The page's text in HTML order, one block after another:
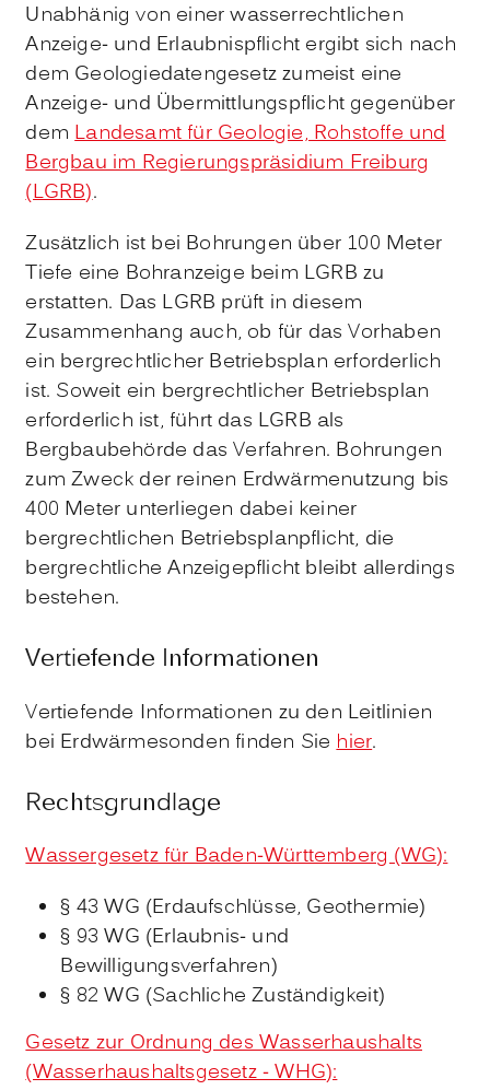
Unabhänig von einer wasserrechtlichen
Anzeige- und Erlaubnispflicht ergibt sich nach
dem Geologiedatengesetzzumeist eine
Anzeige- und Übermittlungspflicht gegenüber
demLandesamt für Geologie, Rohstoffe und
Bergbau im Regierungspräsidium Freiburg
(LGRB).
Zusätzlich ist bei Bohrungen über 100 Meter
Tiefe eine Bohranzeige beim LGRB zu
erstatten. Das LGRB prüft in diesem
Zusammenhang auch, ob für das Vorhaben
ein bergrechtlicher Betriebsplan erforderlich
ist. Soweit ein bergrechtlicher Betriebsplan
erforderlich ist, führt das LGRB als
Bergbaubehörde das Verfahren. Bohrungen
zum Zweck der reinen Erdwärmenutzung bis
400 Meter unterliegen dabei keiner
bergrechtlichen Betriebsplanpflicht, die
bergrechtliche Anzeigepflicht bleibt allerdings
bestehen.
Vertiefende Informationen
Vertiefende Informationen zu den Leitlinien
bei Erdwärmesonden finden Siehier.
Rechtsgrundlage
Wassergesetz für Baden-Württemberg (WG):
§ 43 WG (Erdaufschlüsse, Geothermie)
§ 93 WG (Erlaubnis- und
Bewilligungsverfahren)
§ 82 WG (Sachliche Zuständigkeit)
Gesetz zur Ordnung des Wasserhaushalts
(Wasserhaushaltsgesetz - WHG):